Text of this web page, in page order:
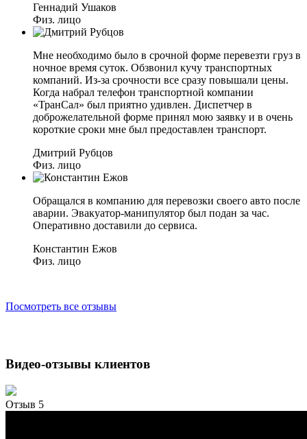
Геннадий Ушаков
Физ. лицо
Мне необходимо было в срочной форме перевезти груз в
ночное время суток. Обзвонил кучу транспортных
компаний. Из-за срочности все сразу повышали цены.
Когда набрал телефон транспортной компании
«ТранСал» был приятно удивлен. Диспетчер в
доброжелательной форме принял мою заявку и в очень
короткие сроки мне был предоставлен транспорт.
Дмитрий Рубцов
Физ. лицо
Обращался в компанию для перевозки своего авто после
аварии. Эвакуатор-манипулятор был подан за час.
Оперативно доставили до сервиса.
Константин Ежов
Физ. лицо
Посмотреть все отзывы
Видео-отзывы клиентов
Отзыв 5